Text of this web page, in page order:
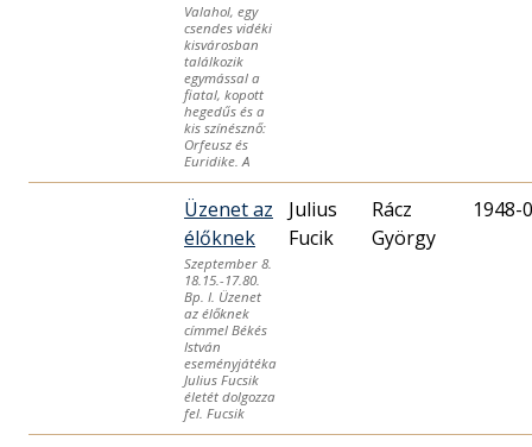
Valahol, egy
csendes vidéki
kisvárosban
találkozik
egymással a
fiatal, kopott
hegedűs és a
kis színésznő:
Orfeusz és
Euridike. A
Üzenet az
élőknek
Szeptember 8.
18.15.-17.80.
Bp. I. Üzenet
az élőknek
címmel Békés
István
eseményjátéka
Julius Fucsik
életét dolgozza
fel. Fucsik
Julius
Fucik
Rácz
György
1948-